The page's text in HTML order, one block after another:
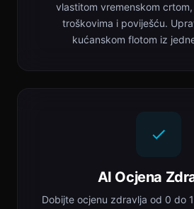
vlastitom vremenskom
troškovima i poviješću.
kućanskom flotom iz
AI Ocjena
Dobijte ocjenu zdravlja od 0 do